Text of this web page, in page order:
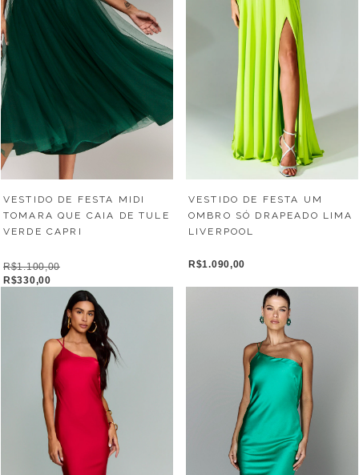
VESTIDO DE FESTA MIDI
TOMARA QUE CAIA DE TULE
VERDE CAPRI
R$1.100,00
R$330,00
VESTIDO DE FESTA UM
OMBRO SÓ DRAPEADO LIMA
LIVERPOOL
R$1.090,00